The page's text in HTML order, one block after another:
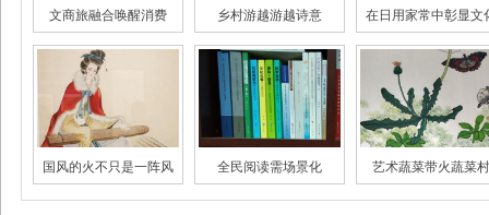
文商旅融合唤醒消费 乡村游越游越诗意
在日用家常中彰显文
大数据里唐宋诗词世界 “跑偏”的影视营销 年轻人为何热衷国潮